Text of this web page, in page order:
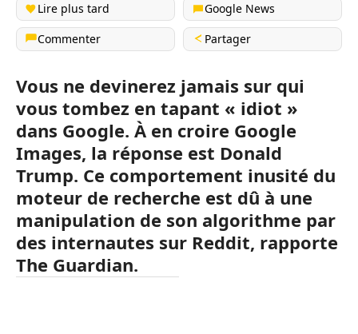
Lire plus tard
Google News
Commenter
Partager
Vous ne devinerez jamais sur qui
vous tombez en tapant « idiot »
dans Google. À en croire Google
Images, la réponse est Donald
Trump. Ce comportement inusité du
moteur de recherche est dû à une
manipulation de son algorithme par
des internautes sur Reddit, rapporte
The Guardian.